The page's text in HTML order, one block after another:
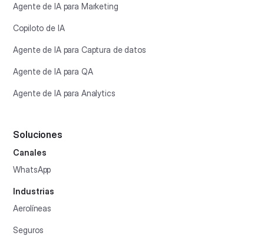
Agente de IA para Marketing
Copiloto de IA
Agente de IA para Captura de datos
Agente de IA para QA
Agente de IA para Analytics
Soluciones
Canales
WhatsApp
Industrias
Aerolíneas
Seguros